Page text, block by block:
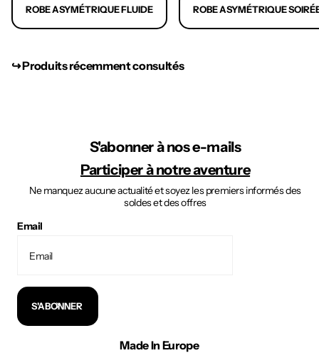
ROBE ASYMÉTRIQUE FLUIDE ROBE ASYMÉTRIQUE
↪︎ Produits récemment consultés
S'abonner à nos e-mails
Participer à notre aventure
Ne manquez aucune actualité et soyez les premiers informés des
soldes et des offres
Email
S'ABONNER
Made In Europe